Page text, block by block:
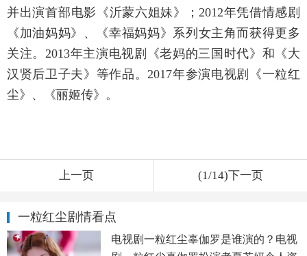
并出演首部电影《沂蒙六姐妹》；2012年凭借情感剧
《加油妈妈》、《幸福妈妈》系列女主角而获得更多
关注。2013年主演电视剧《老妈的三国时代》和《大
汉贤后卫子夫》等作品。2017年参演电视剧《一粒红
尘》、《丽姬传》。
上一页 (1/14)下一页
一粒红尘剧情看点
电视剧一粒红尘辜伽罗是谁演的？电视